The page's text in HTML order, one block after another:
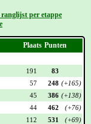
per etappe
Plaats Punten
191
83
57 248 (+165)
45 386 (+138)
44 462
(+76)
112 531
(+69)